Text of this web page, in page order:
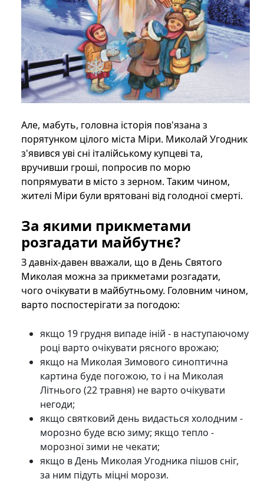
Але, мабуть, головна історія пов'язана з
порятунком цілого міста Міри. Миколай Угодник
з'явився уві сні італійському купцеві та,
вручивши гроші, попросив по морю
попрямувати в місто з зерном. Таким чином,
жителі Міри були врятовані від голодної смерті.
За якими прикметами
розгадати майбутнє?
З давніх-давен вважали, що в День Святого
Миколая можна за прикметами розгадати,
чого очікувати в майбутньому. Головним чином,
варто поспостерігати за погодою:
якщо 19 грудня випаде іній - в наступаючому
році варто очікувати рясного врожаю;
якщо на Миколая Зимового синоптична
картина буде погожою, то і на Миколая
Літнього (22 травня) не варто очікувати
негоди;
якщо святковий день видасться холодним -
морозно буде всю зиму; якщо тепло -
морозної зими не чекати;
якщо в День Миколая Угодника пішов сніг,
за ним підуть міцні морози.